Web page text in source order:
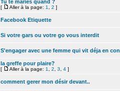
Tu te maries quand ?
[ Aller à la page: 1 2 ]
Facebook Etiquette
Si votre gars ou votre go vous interdit
S'engager avec une femme qui vit déja en
la greffe pour plaire?
[ Aller à la page: 1 2 3 4 ]
comment gerer mon désir devant..